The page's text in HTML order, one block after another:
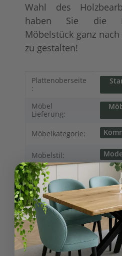
Wahl des
haben Sie die
Möbelstück ganz
zu gestalten!
Produkteigenschaft
Wert
Plattenoberseite
:
Möbel
Lieferung:
Möbelkategorie:
Möbelstil:
Kollektionen
Landhausmöbel:
Variationen:
Oberflaeche: